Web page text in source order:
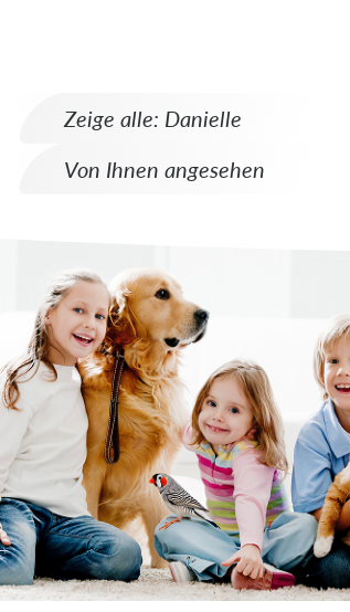
Zeige alle: Danielle
Von Ihnen angesehen